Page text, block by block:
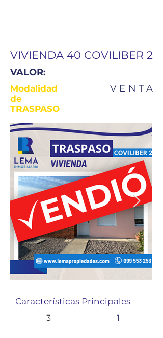
VIVIENDA 40 COVILIBER 2
VALOR:
Modalidad
de
TRASPASO
VENTA
Características Principales
3 1